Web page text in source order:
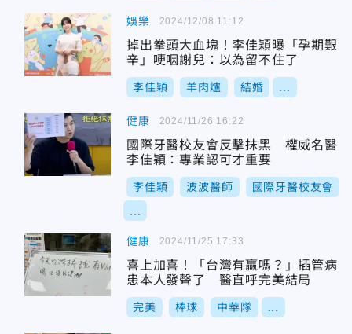
娛樂
掉出拳頭大血塊！李佳穎曝「孕期艱
辛」哽咽謝兒：以為留不住了
李佳穎 羊肉爐 結婚
2024/12/08 11:12
健康
國際牙醫校友會反擊抹黑 權威名醫
李佳穎：專業認可才重要
李佳穎 波波醫師 國際牙醫校友會
2024/11/26 16:22
健康
喜上加喜！「台灣有贏嗎？」插管病
患本人發聲了 醫直呼完美結局
完美 棒球 中華隊
2024/11/25 17:33